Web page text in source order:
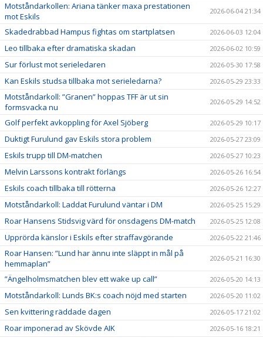
Motståndarkollen: Ariana tänker maxa prestationen
mot Eskils
2026-06-04 21:34
Skadedrabbad Hampus fightas om startplatsen 2026-06-03 12:04
Leo tillbaka efter dramatiska skadan 2026-06-02 10:59
Sur förlust mot serieledaren 2026-05-30 17:58
Kan Eskils studsa tillbaka mot serieledarna? 2026-05-29 23:33
Motståndarkoll: ”Granen” hoppas TFF är ut sin
formsvacka nu
2026-05-29 14:52
Golf perfekt avkoppling för Axel Sjöberg 2026-05-29 10:17
Duktigt Furulund gav Eskils stora problem 2026-05-27 23:09
Eskils trupp till DM-matchen 2026-05-27 10:23
Melvin Larssons kontrakt förlängs 2026-05-26 16:54
Eskils coach tillbaka till rötterna 2026-05-26 12:27
Motståndarkoll: Laddat Furulund väntar i DM 2026-05-25 15:29
Roar Hansens Stidsvig värd för onsdagens DM-match 2026-05-25 12:08
Upprörda känslor i Eskils efter straffavgörande 2026-05-22 21:46
Roar Hansen: ”Lund har ännu inte släppt in mål på
hemmaplan”
2026-05-21 16:30
”Ängelholmsmatchen blev ett wake up call” 2026-05-20 14:13
Motståndarkoll: Lunds BK:s coach nöjd med starten 2026-05-20 11:02
Sen kvittering räddade dagen 2026-05-17 21:02
Roar imponerad av Skövde AIK 2026-05-16 18:21